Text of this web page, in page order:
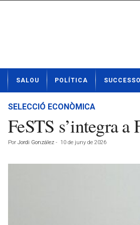
t
SALOU POLÍTICA
SELECCIÓ ECONÒMICA
FeSTS s’integra
Por Jordi González - 10 de juny de 2026